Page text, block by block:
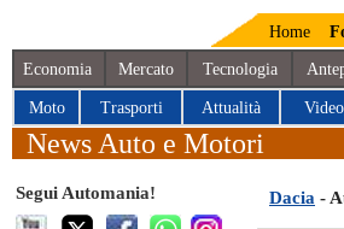
Home
Economia Mercato Tecnologia
Moto Trasporti Attualità
News Auto e Motori
Segui Automania! Dacia -